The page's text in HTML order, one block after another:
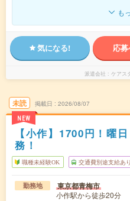
も
気になる! 応
派遣会社 ケアス
未読
NEW
掲載日 2026/08/07
【小作】1700円！曜
務！
職種未経験OK 交通費別途支給あり
勤務地 東京都青梅市
小作駅から徒歩20分